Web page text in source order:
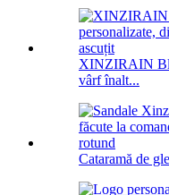
XINZIRAIN
vârf înalt...
Cataramă de